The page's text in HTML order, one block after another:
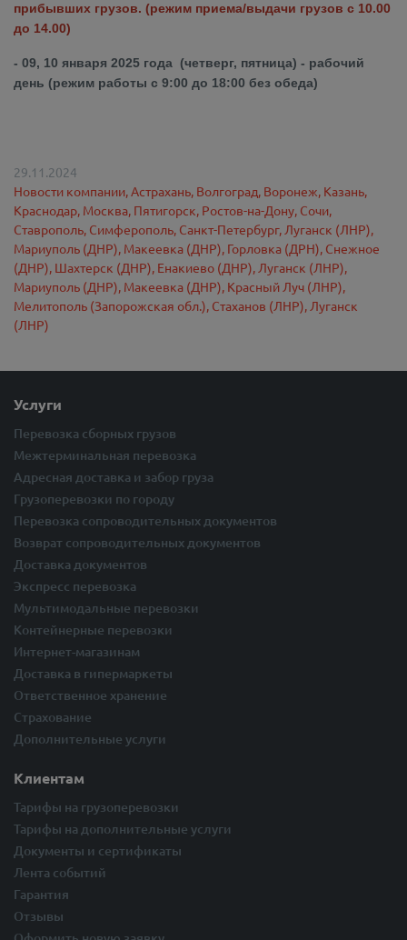
прибывших грузов. (режим приема/выдачи грузов с 10.00
до 14.00)
- 09, 10 января 2025 года (четверг, пятница) - рабочий
день (режим работы с 9:00 до 18:00 без обеда)
29.11.2024
Новости компании,Астрахань, Волгоград, Воронеж, Казань,
Краснодар, Москва, Пятигорск, Ростов-на-Дону, Сочи,
Ставрополь, Симферополь, Санкт-Петербург, Луганск (ЛНР),
Мариуполь (ДНР), Макеевка (ДНР), Горловка (ДРН), Снежное
(ДНР), Шахтерск (ДНР), Енакиево (ДНР), Луганск (ЛНР),
Мариуполь (ДНР), Макеевка (ДНР), Красный Луч (ЛНР),
Мелитополь (Запорожская обл.), Стаханов (ЛНР), Луганск
(ЛНР)
Услуги
Перевозка сборных грузов
Межтерминальная перевозка
Адресная доставка и забор груза
Грузоперевозки по городу
Перевозка сопроводительных документов
Возврат сопроводительных документов
Доставка документов
Экспресс перевозка
Мультимодальные перевозки
Контейнерные перевозки
Интернет-магазинам
Доставка в гипермаркеты
Ответственное хранение
Страхование
Дополнительные услуги
Клиентам
Тарифы на грузоперевозки
Тарифы на дополнительные услуги
Документы и сертификаты
Лента событий
Гарантия
Отзывы